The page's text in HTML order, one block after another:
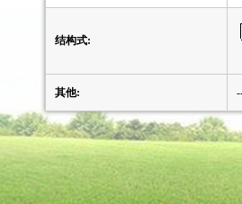
结构式:
其他: